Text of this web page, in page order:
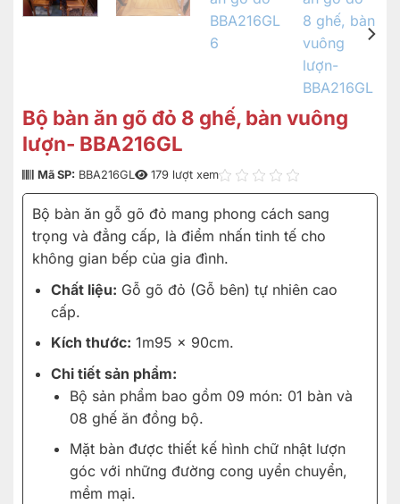
Bộ bàn ăn gõ đỏ 8 ghế, bàn vuông
lượn- BBA216GL
Mã SP: BBA216GL 179 lượt xem
Bộ bàn ăn gỗ gõ đỏ mang phong cách sang
trọng và đẳng cấp, là điểm nhấn tinh tế cho
không gian bếp của gia đình.
Chất liệu: Gỗ gõ đỏ (Gỗ bên) tự nhiên cao
cấp.
Kích thước: 1m95 x 90cm.
Chi tiết sản phẩm:
Bộ sản phẩm bao gồm 09 món: 01 bàn và
08 ghế ăn đồng bộ.
Mặt bàn được thiết kế hình chữ nhật lượn
góc với những đường cong uyển chuyển,
mềm mại.